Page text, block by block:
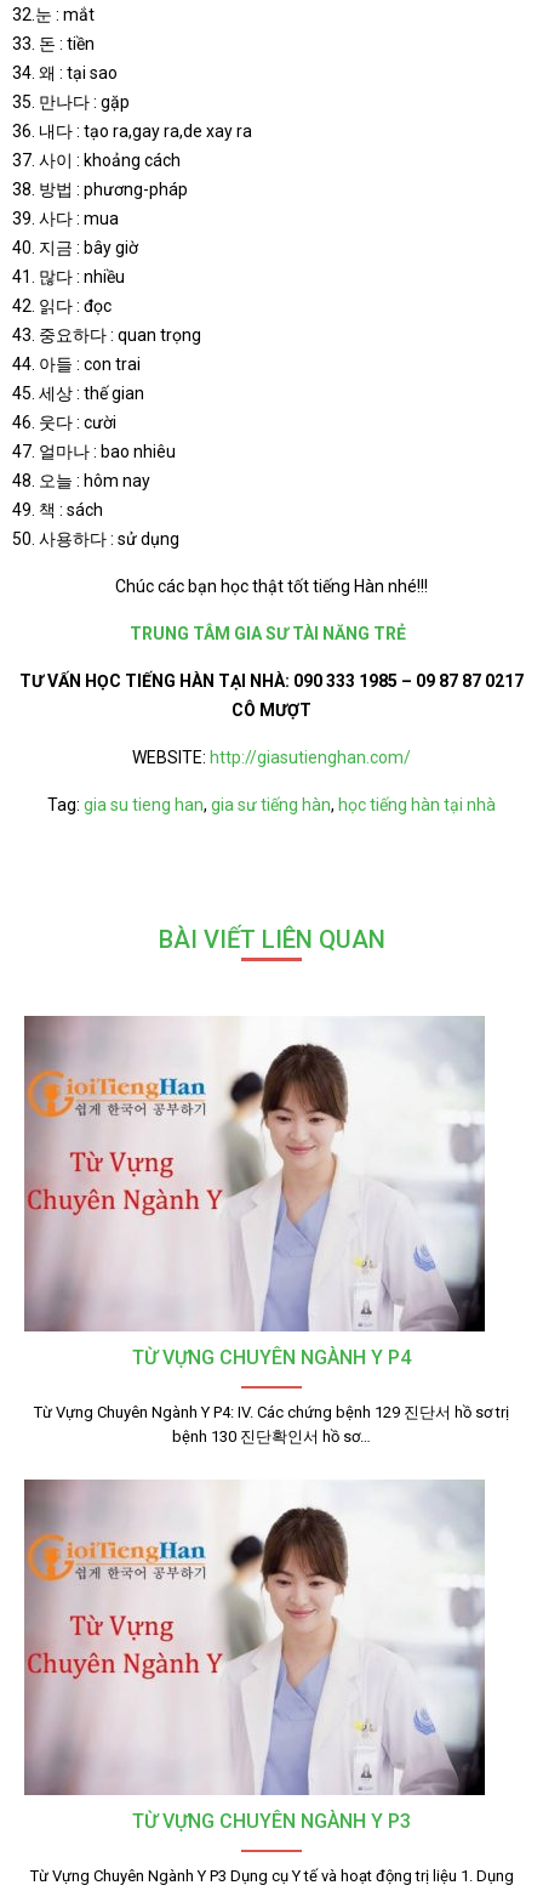
32.눈 : mắt
33. 돈 : tiền
34. 왜 : tại sao
35. 만나다 : gặp
36. 내다 : tạo ra,gay ra,de xay ra
37. 사이 : khoảng cách
38. 방법 : phương-pháp
39. 사다 : mua
40. 지금 : bây giờ
41. 많다 : nhiều
42. 읽다 : đọc
43. 중요하다 : quan trọng
44. 아들 : con trai
45. 세상 : thế gian
46. 웃다 : cười
47. 얼마나 : bao nhiêu
48. 오늘 : hôm nay
49. 책 : sách
50. 사용하다 : sử dụng
Chúc các bạn học thật tốt tiếng Hàn nhé!!!
TRUNG TÂM GIA SƯ TÀI NĂNG TRẺ
TƯ VẤN HỌC TIẾNG HÀN TẠI NHÀ: 090 333 1985 – 09 87 87 0217
CÔ MƯỢT
WEBSITE: http://giasutienghan.com/
Tag: gia su tieng han, gia sư tiếng hàn, học tiếng hàn tại nhà
BÀI VIẾT LIÊN QUAN
TỪ VỰNG CHUYÊN NGÀNH Y P4
Từ Vựng Chuyên Ngành Y P4: IV. Các chứng bệnh 129 진단서 hồ sơ trị
bệnh 130 진단확인서 hồ sơ…
TỪ VỰNG CHUYÊN NGÀNH Y P3
Từ Vựng Chuyên Ngành Y P3 Dụng cụ Y tế và hoạt động trị liệu 1. Dụng